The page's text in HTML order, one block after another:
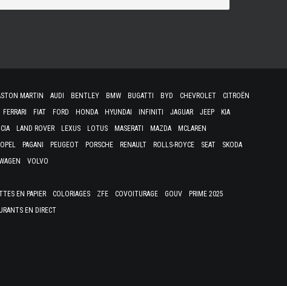
MARTIN AUDI BENTLEY BMW BUGATTI BYD CHEVROLET
CITROËN
FERRARI FIAT FORD HONDA HYUNDAI INFINITI JAGUAR JEEP
KIA
LAND ROVER LEXUS LOTUS MASERATI MAZDA
MCLAREN
OPEL PAGANI PEUGEOT PORSCHE RENAULT ROLLS-ROYCE SEAT
SKODA
VOLVO
EN PAPIER COLORIAGES ZFE COVOITURAGE GOUV
PRIME 2025
EN DIRECT